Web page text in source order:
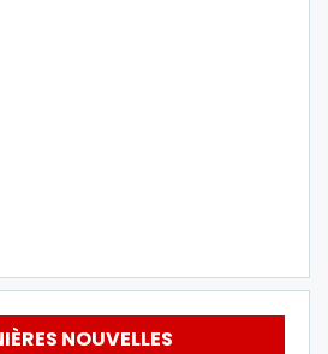
NOUVELLES